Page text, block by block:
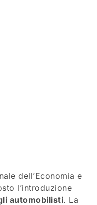
dell’Economia e
l’introduzione
automobilisti. La